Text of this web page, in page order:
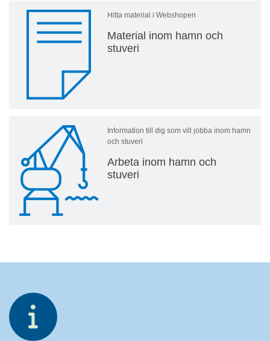
Hitta material i Webshopen
Material inom hamn och
stuveri
Information till dig som vill jobba inom hamn
och stuveri
Arbeta inom hamn och
stuveri